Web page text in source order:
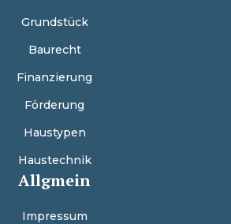
Grundstück
Baurecht
Finanzierung
Förderung
Haustypen
Haustechnik
Allgmein
Impressum